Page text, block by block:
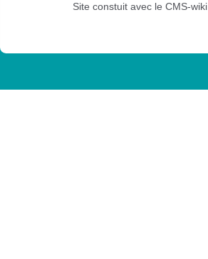
Site constuit avec le CMS-wiki